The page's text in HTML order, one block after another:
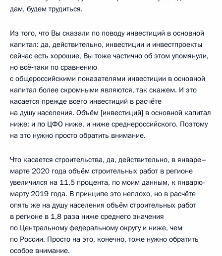
дам, будем трудиться.
Из того, что Вы сказали по поводу инвестиций в основной
капитал: да, действительно, инвестиции и инвестпроекты
сейчас есть хорошие, Вы тоже частично об этом упомянули,
но всё‑таки по сравнению
с общероссийскими показателями инвестиции в основной
капитал более скромными являются, так скажем. И это
касается прежде всего инвестиций в расчёте
на душу населения. Объём [инвестиций] в основной капитал
ниже: и по ЦФО ниже, и ниже среднероссийского. Поэтому
на это нужно просто обратить внимание.
Что касается строительства, да, действительно, в январе–
марте 2020 года объём строительных работ в регионе
увеличился на 11,5 процента, по моим данным, к январю-
марту 2019 года. В принципе это неплохо, но в расчёте
опять же на душу населения объём строительных работ
в регионе в 1,8 раза ниже среднего значения
по Центральному федеральному округу и ниже, чем
по России. Просто на это, конечно, тоже нужно обратить
особое внимание.